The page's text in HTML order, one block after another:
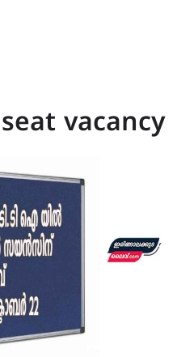
vacancy